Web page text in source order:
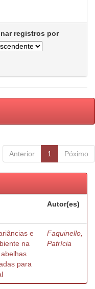
registros por
Anterior 1 Póximo
Autor(es)
e
na
para
Faquinello,
Patrícia